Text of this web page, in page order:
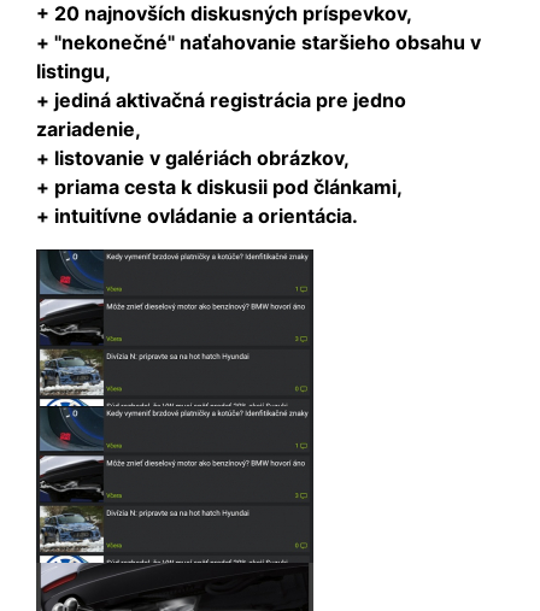
+ 20 najnovších diskusných príspevkov,
+ "nekonečné" naťahovanie staršieho obsahu v
listingu,
+ jediná aktivačná registrácia pre jedno
zariadenie,
+ listovanie v galériách obrázkov,
+ priama cesta k diskusii pod článkami,
+ intuitívne ovládanie a orientácia.